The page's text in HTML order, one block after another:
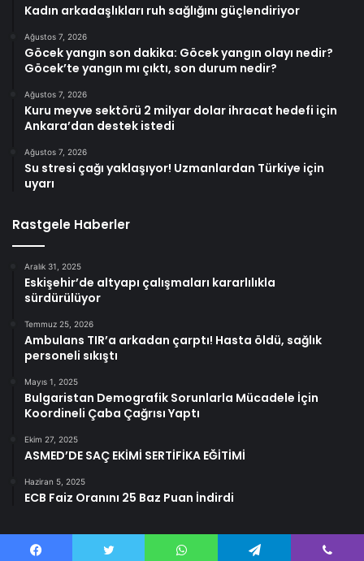
Kadın arkadaşlıkları ruh sağlığını güçlendiriyor
Ağustos 7, 2026
Göcek yangın son dakika: Göcek yangın olayı nedir?
Göcek’te yangın mı çıktı, son durum nedir?
Ağustos 7, 2026
Kuru meyve sektörü 2 milyar dolar ihracat hedefi için
Ankara’dan destek istedi
Ağustos 7, 2026
Su stresi çağı yaklaşıyor! Uzmanlardan Türkiye için
uyarı
Rastgele Haberler
Aralık 31, 2025
Eskişehir’de altyapı çalışmaları kararlılıkla
sürdürülüyor
Temmuz 25, 2026
Ambulans TIR’a arkadan çarptı! Hasta öldü, sağlık
personeli sıkıştı
Mayıs 1, 2025
Bulgaristan Demografik Sorunlarla Mücadele İçin
Koordineli Çaba Çağrısı Yaptı
Ekim 27, 2025
ASMED’DE SAÇ EKİMİ SERTİFİKA EĞİTİMİ
Haziran 5, 2025
ECB Faiz Oranını 25 Baz Puan İndirdi